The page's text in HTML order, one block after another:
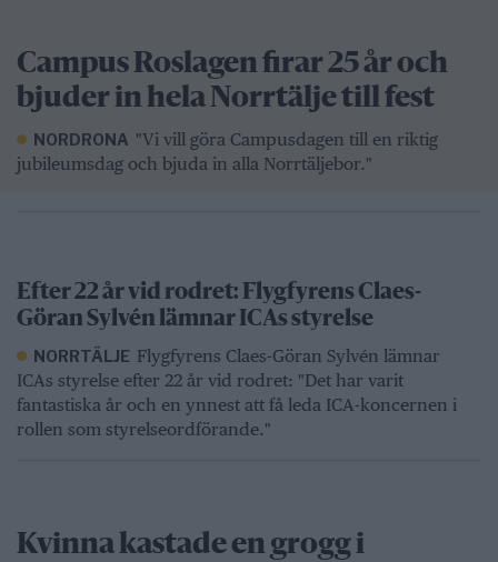
Campus Roslagen firar 25 år och
bjuder in hela Norrtälje till fest
NORDRONA "Vi vill göra Campusdagen till en riktig
jubileumsdag och bjuda in alla Norrtäljebor."
Efter 22 år vid rodret: Flygfyrens Claes-
Göran Sylvén lämnar ICAs styrelse
NORRTÄLJE Flygfyrens Claes-Göran Sylvén lämnar
ICAs styrelse efter 22 år vid rodret: "Det har varit
fantastiska år och en ynnest att få leda ICA-koncernen i
rollen som styrelseordförande."
Kvinna kastade en grogg i